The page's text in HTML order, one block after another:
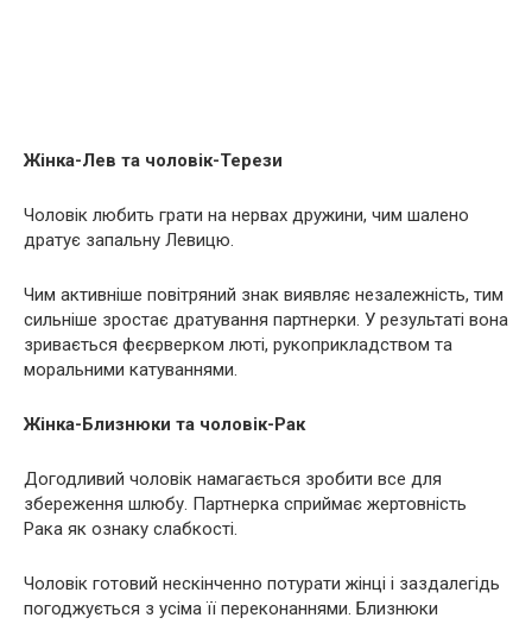
Жінка-Лев та чоловік-Терези
Чоловік любить грати на нервах дружини, чим шалено
дратує запальну Левицю.
Чим активніше повітряний знак виявляє незалежність, тим
сильніше зростає дратування партнерки. У результаті вона
зривається феєрверком люті, рукоприкладством та
моральними катуваннями.
Жінка-Близнюки та чоловік-Рак
Догодливий чоловік намагається зробити все для
збереження шлюбу. Партнерка сприймає жертовність
Рака як ознаку слабкості.
Чоловік готовий нескінченно потурати жінці і заздалегідь
погоджується з усіма її переконаннями. Близнюки